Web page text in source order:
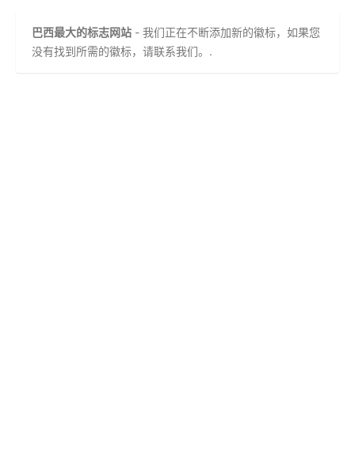
巴西最大的标志网站 - 我们正在不断添加新的徽标，如果您
没有找到所需的徽标，请联系我们。.